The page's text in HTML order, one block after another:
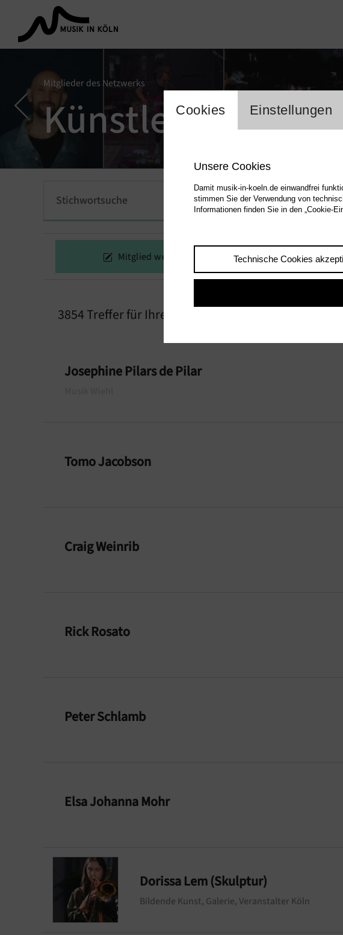
Einstellung
Cookies Einstellungen
Unsere Cookies
Damit musik-in-koeln.de einwandfrei
stimmen Sie der Verwendung von
Informationen finden Sie in den „Cookie-
Technische Cookies
Mitglieder des Netzwerks
Mitglied werden
3854 Treffer für Ihre Suchanfrage gefunden
Josephine Pilars de Pilar
Tomo Jacobson
Craig Weinrib
Rick Rosato
Peter Schlamb
Elsa Johanna Mohr
Dorissa Lem (Skulptur)
Bildende Kunst, Galerie, Veranstalter Köln